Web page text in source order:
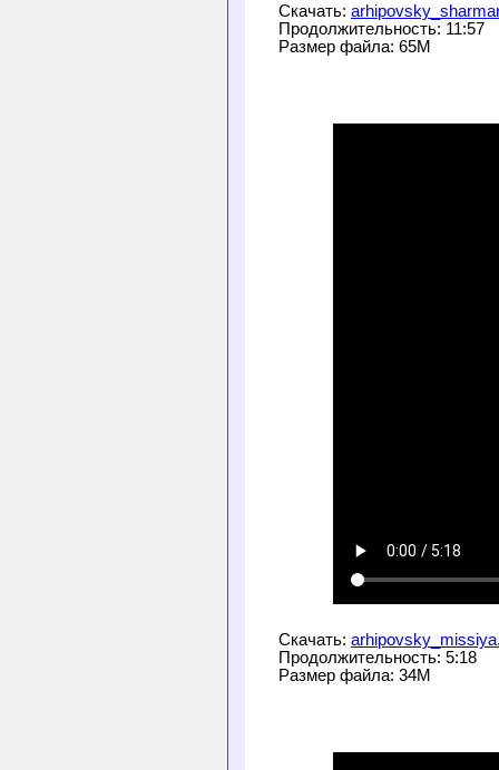
Скачать:
Продолжительность: 11:57
Скачать:
Продолжительность: 5:18